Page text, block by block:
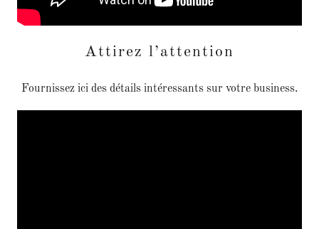
Attirez l’attention
Fournissez ici des détails intéressants sur votre business.